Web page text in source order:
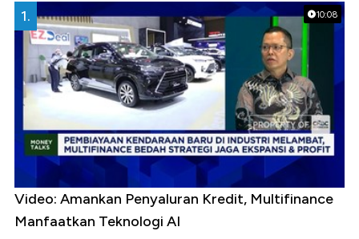
10:08
1.
Video: Amankan Penyaluran Kredit, Multifinance
Manfaatkan Teknologi AI